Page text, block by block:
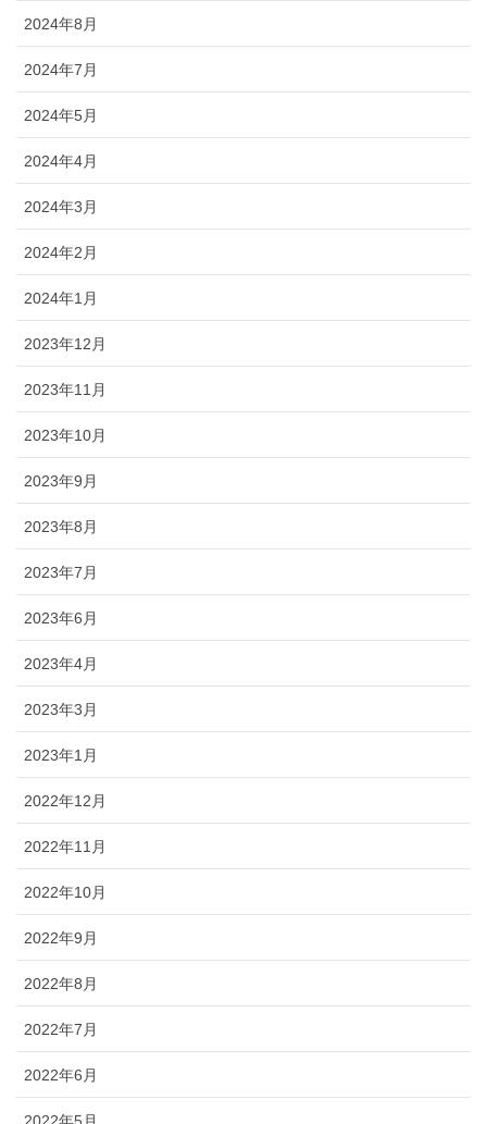
2024年8月
2024年7月
2024年5月
2024年4月
2024年3月
2024年2月
2024年1月
2023年12月
2023年11月
2023年10月
2023年9月
2023年8月
2023年7月
2023年6月
2023年4月
2023年3月
2023年1月
2022年12月
2022年11月
2022年10月
2022年9月
2022年8月
2022年7月
2022年6月